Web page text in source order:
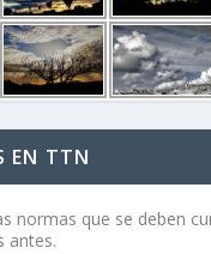
EN TTN
normas que se deben
antes.